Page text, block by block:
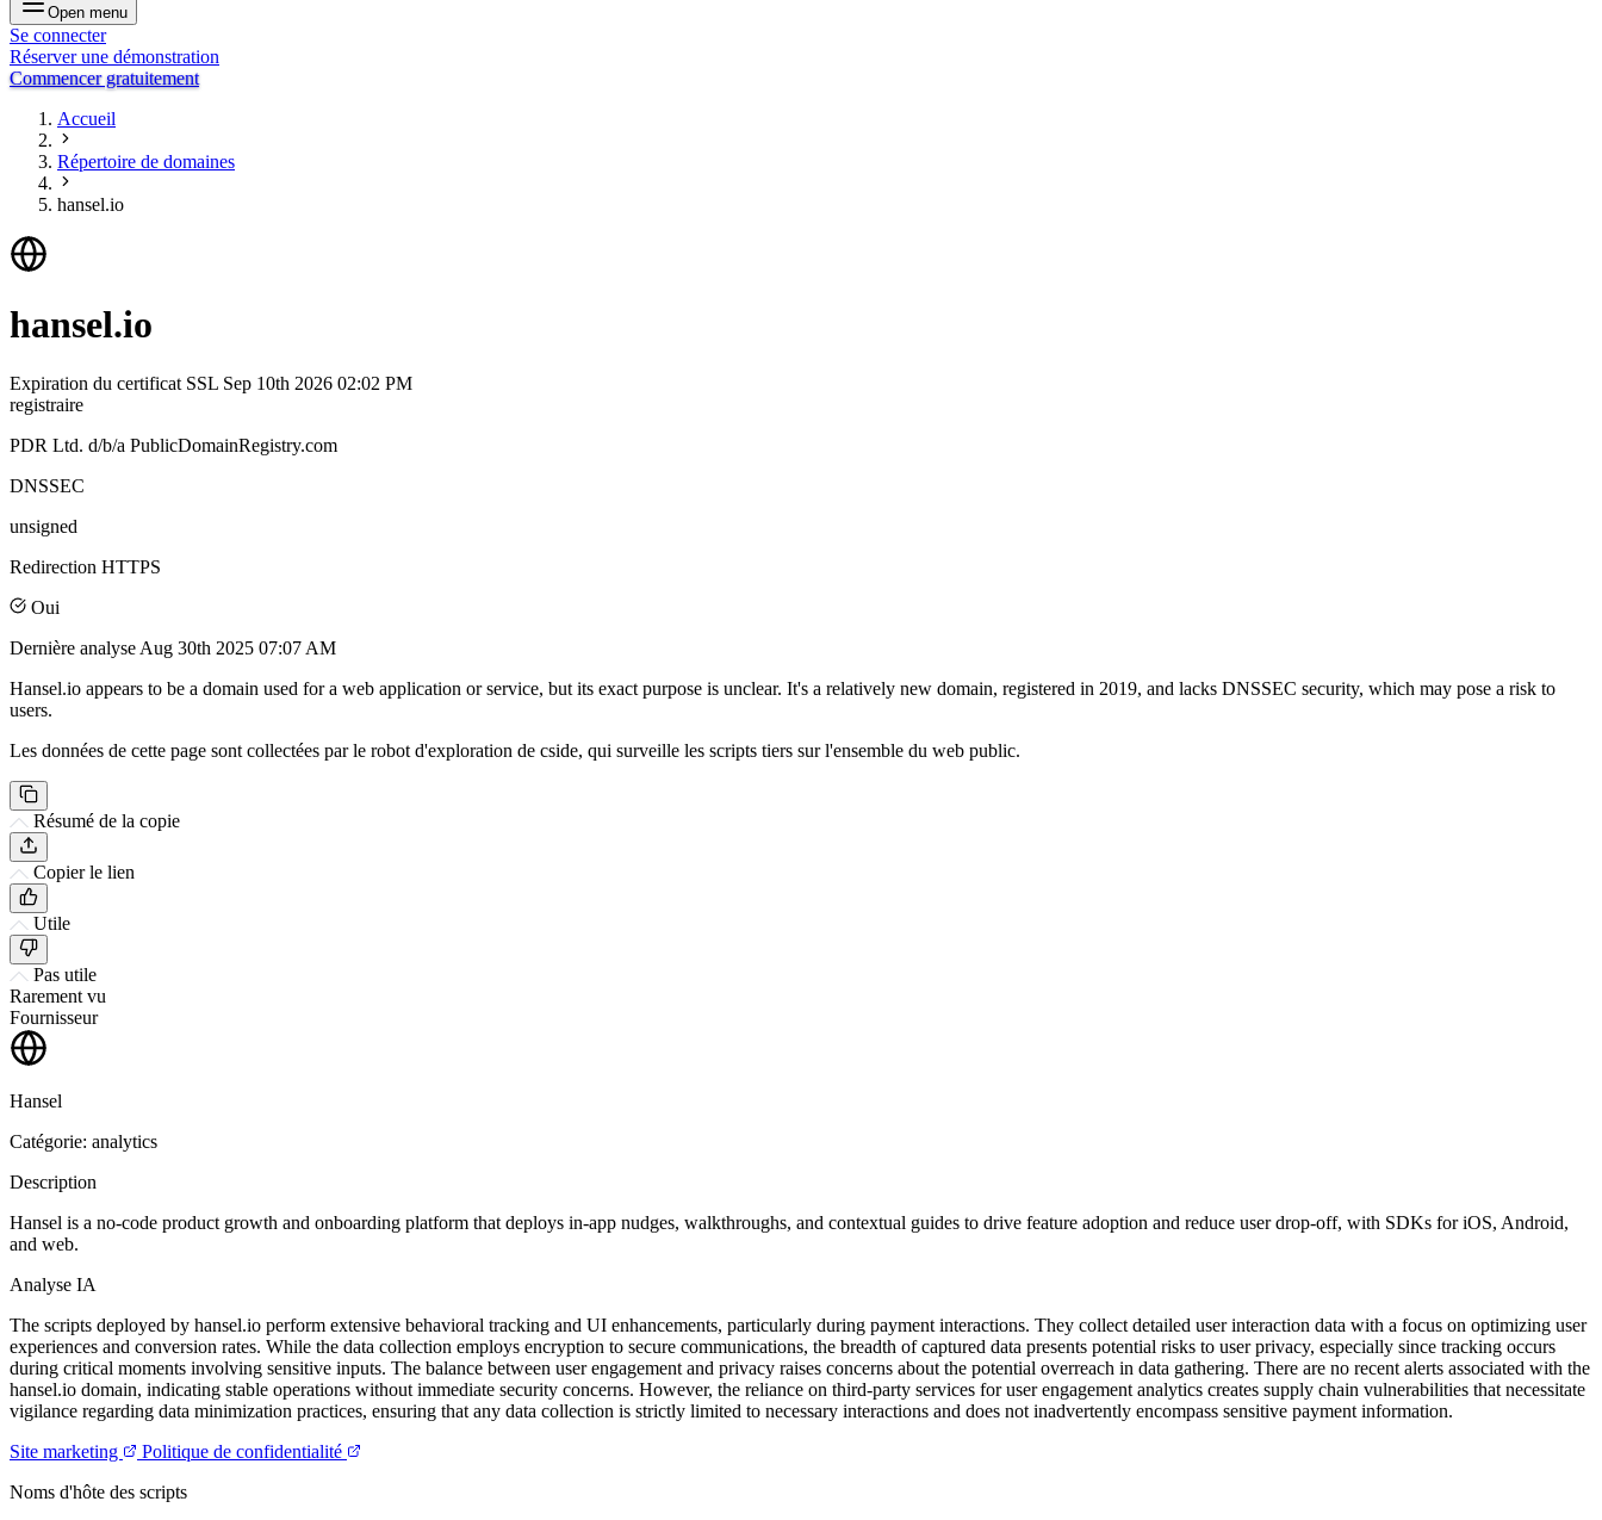
Open menu
Se connecter
Réserver une démonstration
Commencer gratuitement
Accueil
Répertoire de domaines
hansel.io
hansel.io
Expiration du certificat SSL Sep 10th 2026 02:02 PM
registraire
PDR Ltd. d/b/a PublicDomainRegistry.com
DNSSEC
unsigned
Redirection HTTPS
Oui
Dernière analyse Aug 30th 2025 07:07 AM
Hansel.io appears to be a domain used for a web application or service, but its exact purpose is unclear. It's a relatively new domain, registered in 2019, and lacks DNSSEC security, which may pose a risk to
users.
Les données de cette page sont collectées par le robot d'exploration de cside, qui surveille les scripts tiers sur l'ensemble du web public.
Résumé de la copie
Copier le lien
Utile
Pas utile
Rarement vu
Fournisseur
Hansel
Catégorie: analytics
Description
Hansel is a no-code product growth and onboarding platform that deploys in-app nudges, walkthroughs, and contextual guides to drive feature adoption and reduce user drop-off, with SDKs for iOS, Android,
and web.
Analyse IA
The scripts deployed by hansel.io perform extensive behavioral tracking and UI enhancements, particularly during payment interactions. They collect detailed user interaction data with a focus on optimizing user
experiences and conversion rates. While the data collection employs encryption to secure communications, the breadth of captured data presents potential risks to user privacy, especially since tracking occurs
during critical moments involving sensitive inputs. The balance between user engagement and privacy raises concerns about the potential overreach in data gathering. There are no recent alerts associated with the
hansel.io domain, indicating stable operations without immediate security concerns. However, the reliance on third-party services for user engagement analytics creates supply chain vulnerabilities that necessitate
vigilance regarding data minimization practices, ensuring that any data collection is strictly limited to necessary interactions and does not inadvertently encompass sensitive payment information.
Site marketing
Politique de confidentialité
Noms d'hôte des scripts